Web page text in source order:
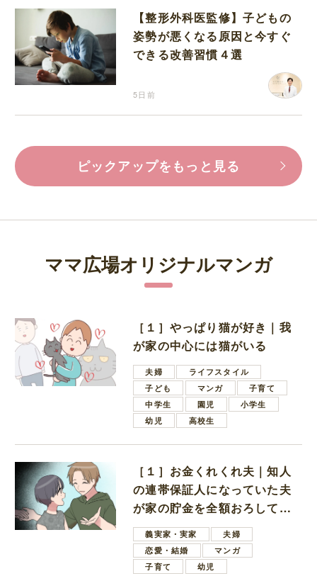
【整形外科医監修】子どもの
姿勢が悪くなる原因と今すぐ
できる改善習慣４選
5日前
ピックアップをもっと見る
ママ広場オリジナルマンガ
［１］やっぱり猫が好き｜我
が家の中心には猫がいる
夫婦
ライフスタイル
子ども
マンガ
子育て
中学生
園児
小学生
幼児
高校生
［１］お金くれくれ夫｜知人
の連帯保証人になっていた夫
が家の貯金を全額おろしてほ
しいと言ってきた
義実家・実家
夫婦
恋愛・結婚
マンガ
子育て
幼児